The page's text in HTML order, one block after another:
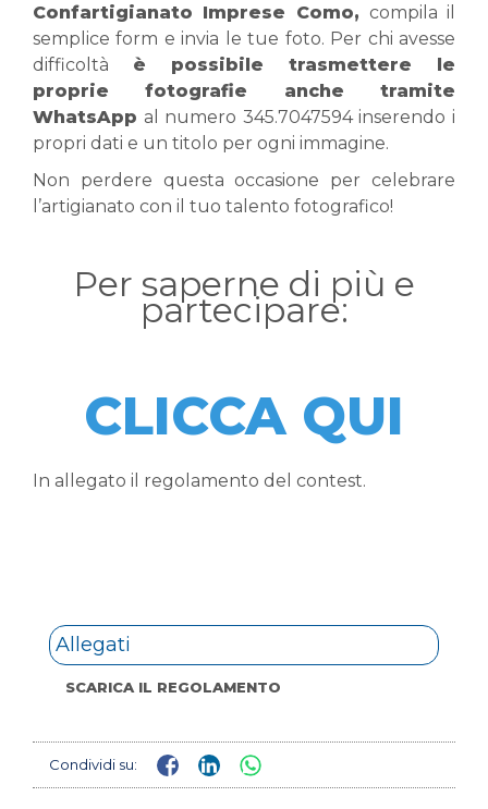
Confartigianato Imprese Como, compila il
semplice form e invia le tue foto. Per chi avesse
difficoltà è possibile trasmettere le
proprie fotografie anche tramite
WhatsApp al numero 345.7047594 inserendo i
propri dati e un titolo per ogni immagine.
Non perdere questa occasione per celebrare
l’artigianato con il tuo talento fotografico!
Per saperne di più e
partecipare:
CLICCA QUI
In allegato il regolamento del contest.
Allegati
SCARICA IL REGOLAMENTO
Condividi su: